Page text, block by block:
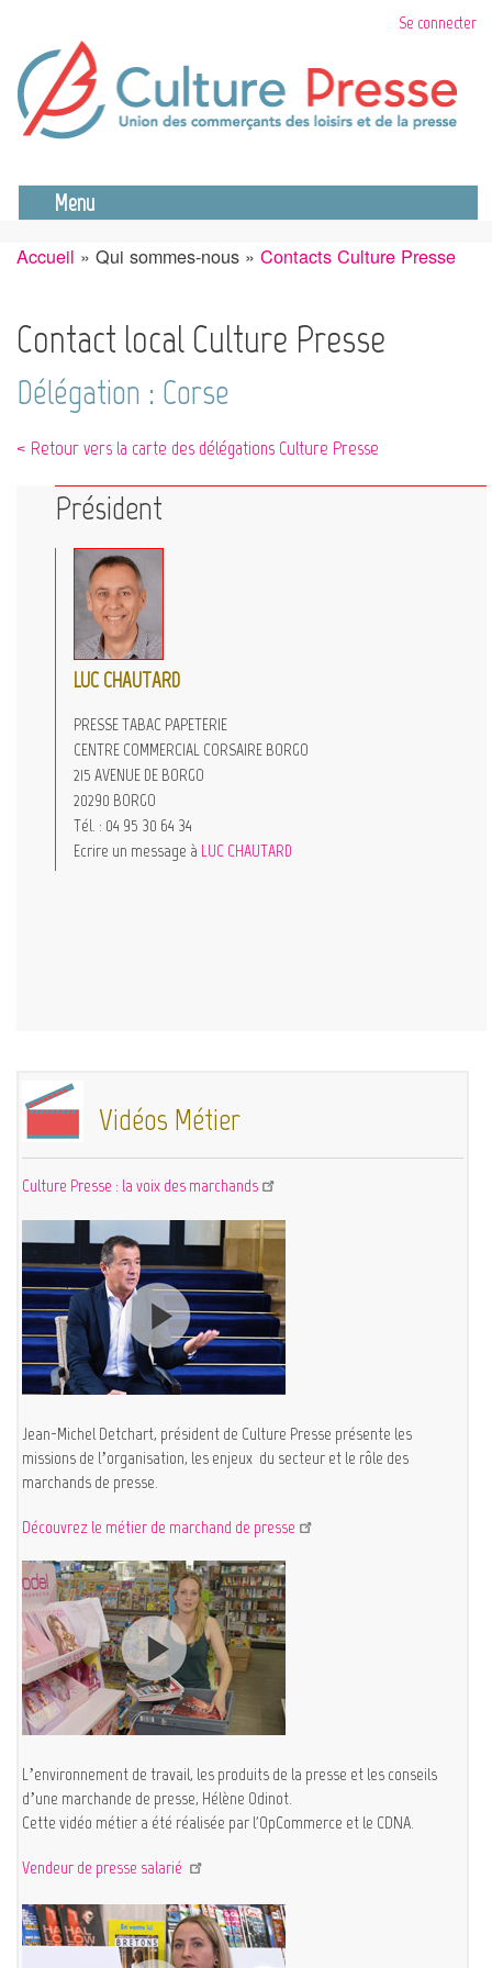
contenu
principal
Se connecter
Se déconnecter
Menu
Accueil Qui sommes-nous Contacts Culture Presse
Contact local Culture Presse
Délégation : Corse
< Retour vers la carte des délégations Culture Presse
Président
LUC CHAUTARD
PRESSE TABAC PAPETERIE
CENTRE COMMERCIAL CORSAIRE BORGO
215 AVENUE DE BORGO
20290 BORGO
Tél. : 04 95 30 64 34
Ecrire un message à LUC CHAUTARD
Vidéos Métier
Culture Presse : la voix des marchands
Jean-Michel Detchart, président de Culture Presse présente les
missions de l’organisation, les enjeux du secteur et le rôle des
marchands de presse.
Découvrez le métier de marchand de presse
L’environnement de travail, les produits de la presse et les conseils
d’une marchande de presse, Hélène Odinot.
Cette vidéo métier a été réalisée par l'OpCommerce et le CDNA.
Vendeur de presse salarié